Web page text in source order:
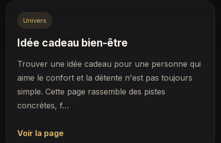
Univers
Idée cadeau bien-être
Trouver une idée cadeau pour une personne qui
aime le confort et la détente n'est pas toujours
simple. Cette page rassemble des pistes
concrètes, f…
Voir la page